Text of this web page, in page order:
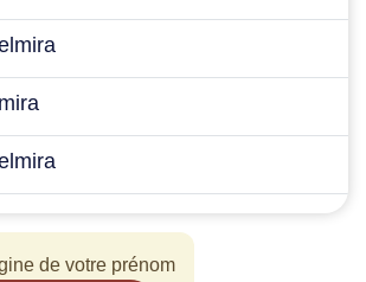
de votre prénom